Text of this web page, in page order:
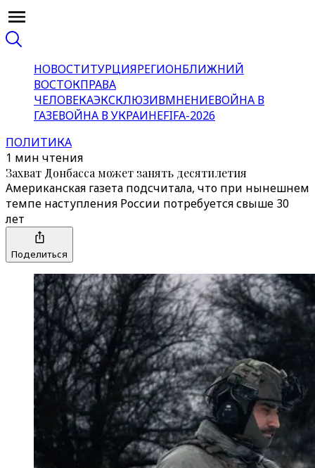
НОВОСТИТУРЦИЯРЕГИОНБЛИЖНИЙ
ВОСТОКПРАВА
ЧЕЛОВЕКАЭКСКЛЮЗИВМНЕНИЕВОЙНА В
ГАЗЕВОЙНА В УКРАИНЕFIFA-2026
ПОЛИТИКА
1 мин чтения
Захват Донбасса может занять десятилетия
Американская газета подсчитала, что при нынешнем
темпе наступления России потребуется свыше 30
лет
Поделиться